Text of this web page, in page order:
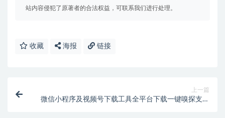
站内容侵犯了原著者的合法权益，可联系我们进行处理。
收藏 海报 链接
上一篇
微信小程序及视频号下载工具全平台下载一键嗅探支持